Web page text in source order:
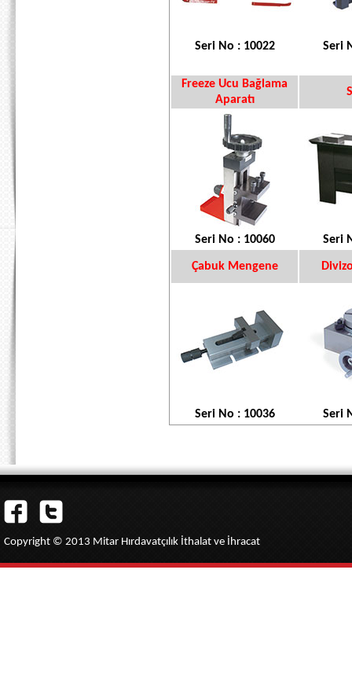
Seri No : 10022 Seri
Freeze Ucu Bağlama
Aparatı
Seri No : 10060 Seri
Çabuk Mengene
Seri No : 10036 Seri
Copyright © 2013 Mitar Hırdavatçılık İthalat ve İhracat